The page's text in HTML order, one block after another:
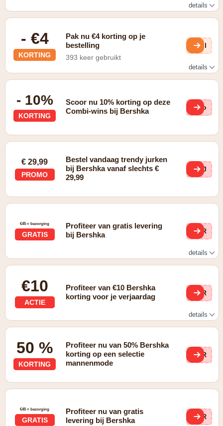
details
- €4
KORTING
Pak nu €4 korting op je
bestelling
393 keer gebruikt
0ol
details
- 10%
KORTING
Scoor nu 10% korting op deze
Combi-wins bij Bershka
4Vo
€ 29,99
PROMO
Bestel vandaag trendy jurken
bij Bershka vanaf slechts €
29,99
BuJ
€45 = bezorging
GRATIS
Profiteer van gratis levering
bij Bershka
QR
details
€10
ACTIE
Profiteer van €10 Bershka
korting voor je verjaardag
QR
details
50 %
KORTING
Profiteer nu van 50% Bershka
korting op een selectie
mannenmode
QR
€45 = bezorging
GRATIS
Profiteer nu van gratis
levering bij Bershka
QR